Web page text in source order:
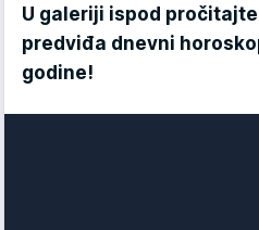
U galeriji ispod
predviđa dnevni
godine!